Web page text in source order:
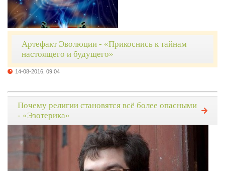
Артефакт Эволюции - «Прикоснись к тайнам
настоящего и будущего»
14-08-2016, 09:04
Почему религии становятся всё более опасными
- «Эзотерика»